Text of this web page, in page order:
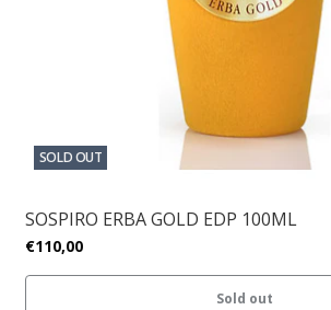
SOLD OUT
SOSPIRO ERBA GOLD EDP 100ML
€110,00
Sold out